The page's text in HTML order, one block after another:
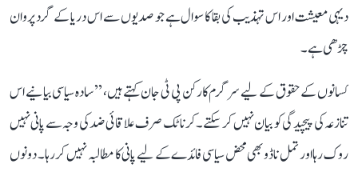
دیہی معیشت اور اس تہذیب کی بقا کا سوال ہے جو صدیوں سے اس دریا کے گرد پروان
چڑھی ہے۔
کسانوں کے حقوق کے لیے سرگرم کارکن پی ٹی جان کہتے ہیں، ’’سادہ سیاسی بیانیے اس
تنازعہ کی پیچیدگی کو بیان نہیں کر سکتے۔ کرناٹک صرف علاقائی ضد کی وجہ سے پانی نہیں
روک رہا اور تمل ناڈو بھی محض سیاسی فائدے کے لیے پانی کا مطالبہ نہیں کر رہا۔ دونوں